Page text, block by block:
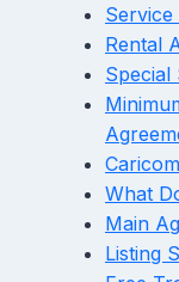
Rental
Special
What
Main
Listing